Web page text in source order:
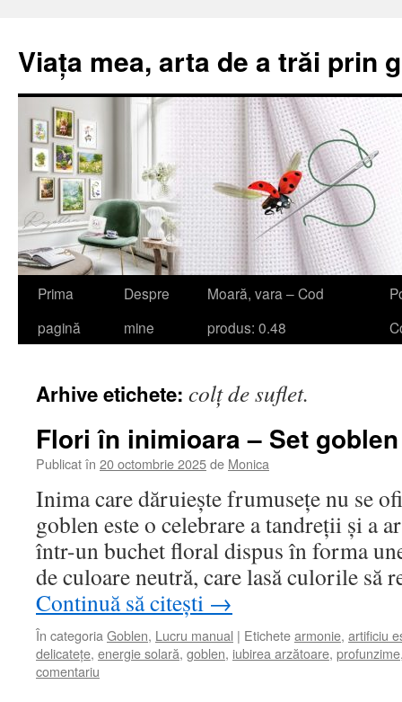
Viața mea, arta de a trăi prin
Sari
Prima
pagină
Despre
mine
Moară, vara – Cod
produs: 0.48
Arhive etichete: colț de suflet.
Flori în inimioara – Set
Publicat în 20 octombrie 2025de Monica
Inima care dăruiește frumusețe nu se
goblen este o celebrare a tandreții și a
într-un buchet floral dispus în forma
de culoare neutră, care lasă culorile să
Continuă să citești →
În categoria Goblen, Lucru manual | Etichetearmonie, artificiu
delicatețe, energie solară, goblen, iubirea arzătoare, profunzime
comentariu